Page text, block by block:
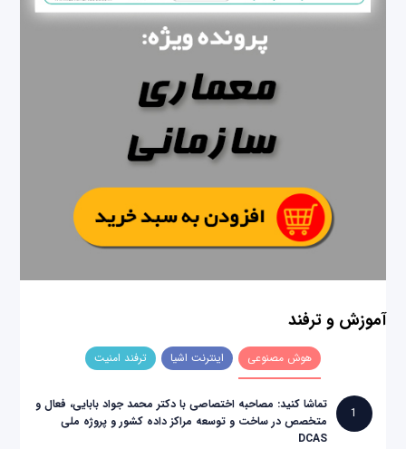
آموزش و ترفند
هوش مصنوعی اینترنت اشیا ترفند امنیت
1
تماشا کنید: مصاحبه اختصاصی با دکتر محمد جواد بابایی، فعال و
متخصص در ساخت و توسعه مراکز داده کشور و پروژه ملی
DCAS